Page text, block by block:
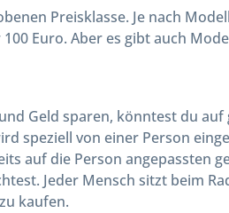
Preisklasse. Je nach
Euro. Aber es gibt auch
Geld sparen, könntest du
speziell von einer Person
auf die Person angepassten
Jeder Mensch sitzt beim
kaufen.